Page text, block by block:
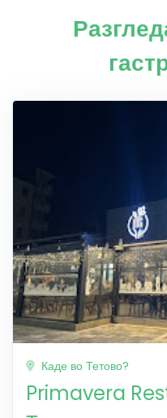
Каде во Тетово?
Primavera